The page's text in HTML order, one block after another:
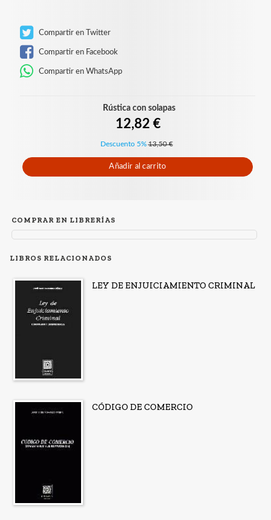
Compartir en Twitter
Compartir en Facebook
Compartir en WhatsApp
Rústica con solapas
12,82 €
Descuento 5% 13,50 €
Añadir al carrito
COMPRAR EN LIBRERÍAS
LIBROS RELACIONADOS
LEY DE ENJUICIAMIENTO CRIMINAL
CÓDIGO DE COMERCIO